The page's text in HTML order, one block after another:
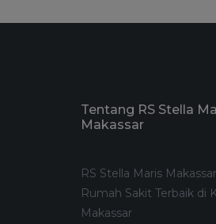
Tentang RS Stella
Makassar
RS Stella Maris
Rumah Sakit Terbaik di
Makassar